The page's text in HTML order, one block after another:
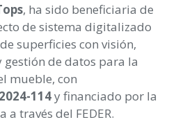
, ha sido beneficiaria de
de sistema digitalizado
superficies con visión,
de datos para la
mueble, con
114y financiado por la
a través del FEDER.